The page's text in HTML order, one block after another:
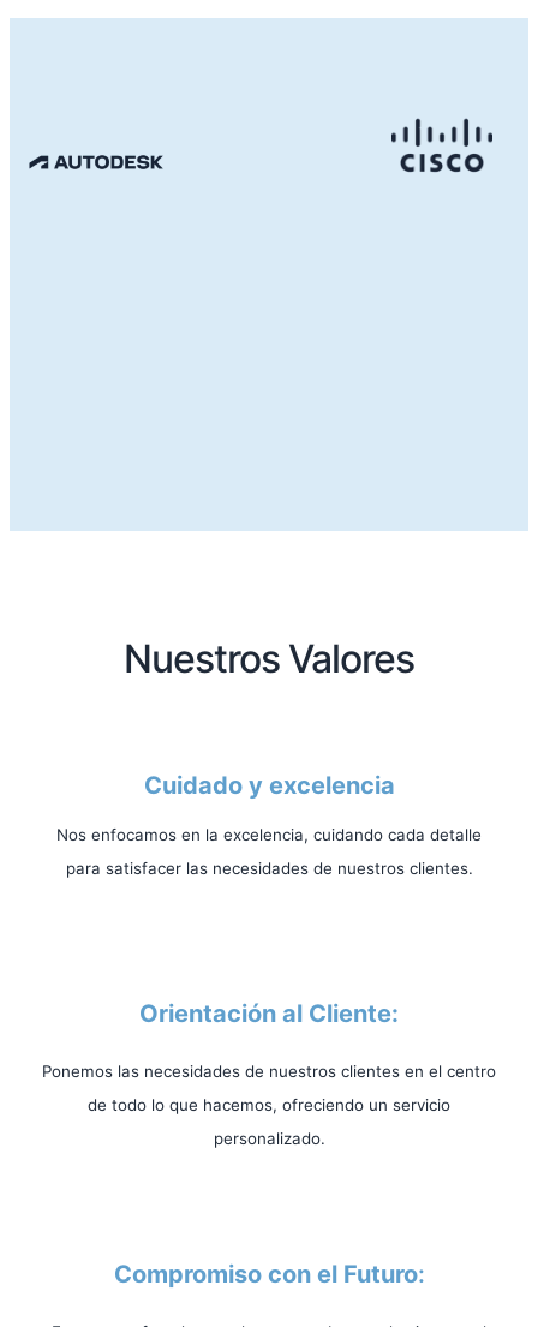
Nuestros Valores
Cuidado y excelencia
Nos enfocamos en la excelencia, cuidando cada detalle
para satisfacer las necesidades de nuestros clientes.
Orientación al Cliente:
Ponemos las necesidades de nuestros clientes en el centro
de todo lo que hacemos, ofreciendo un servicio
personalizado.
Compromiso con el Futuro: